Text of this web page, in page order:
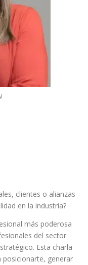
clientes o alianzas
en la industria?
más poderosa
del sector
Esta charla
generar